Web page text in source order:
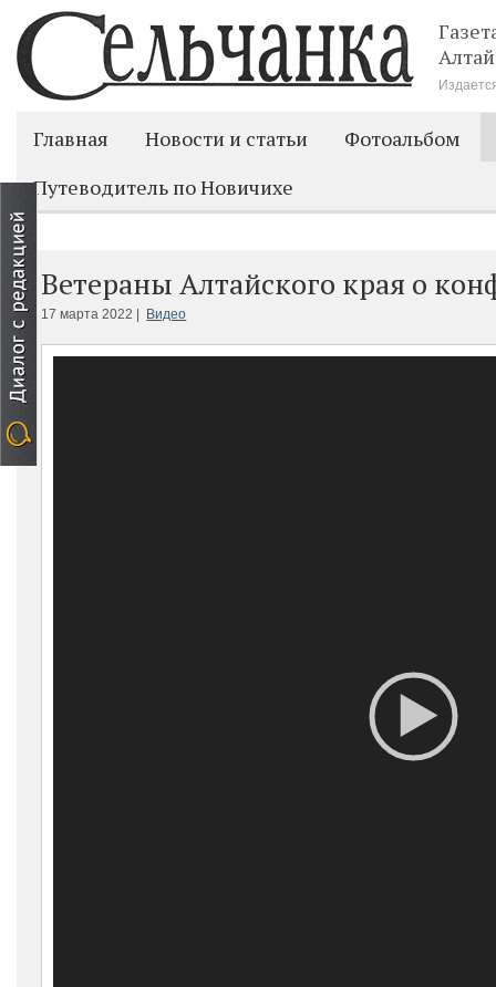
Главная Новости и статьи
Фотоальбом
Путеводитель по Новичихе
Ветераны Алтайского края о
17 марта 2022 | Видео